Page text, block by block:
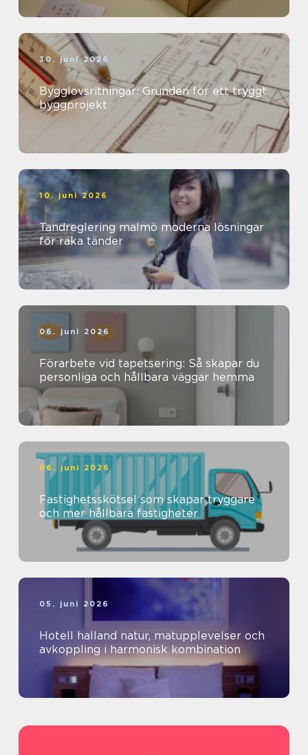
30. juni 2026
Bygglovsritningar: Grunden för ett tryggt
byggprojekt
10. juni 2026
Tandreglering malmö moderna lösningar
för raka tänder
06. juni 2026
Förarbete vid tapetsering: Så skapar du
personliga och hållbara väggar hemma
06. juni 2026
Fastighetsskötsel som skapar tryggare
och mer hållbara fastigheter
05. juni 2026
Hotell halland natur, matupplevelser och
avkoppling i harmonisk kombination